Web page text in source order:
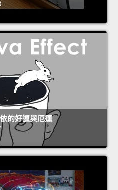
的好運與厄運